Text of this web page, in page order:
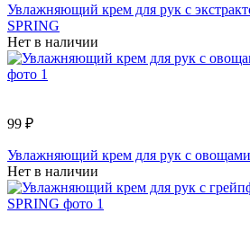
Увлажняющий крем для рук с
SPRING
Нет в наличии
99 ₽
Увлажняющий крем для рук с
Нет в наличии